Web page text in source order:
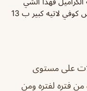
يخرب الطعم ♥️، اما بالنسبه للاسعار ايس كوفي لاتيه كبير ب 13
على مستوى
من فتره لفتره ومن